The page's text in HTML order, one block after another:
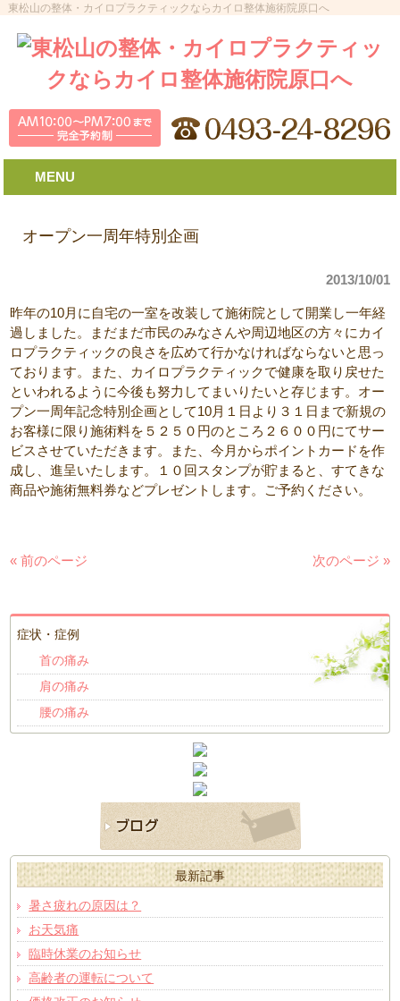
東松山の整体・カイロプラクティックならカイロ整体施術院原口へ
MENU
オープン一周年特別企画
2013/10/01
昨年の10月に自宅の一室を改装して施術院として開業し一年経
過しました。まだまだ市民のみなさんや周辺地区の方々にカイ
ロプラクティックの良さを広めて行かなければならないと思っ
ております。また、カイロプラクティックで健康を取り戻せた
といわれるように今後も努力してまいりたいと存じます。オー
プン一周年記念特別企画として10月１日より３１日まで新規の
お客様に限り施術料を５２５０円のところ２６００円にてサー
ビスさせていただきます。また、今月からポイントカードを作
成し、進呈いたします。１０回スタンプが貯まると、すてきな
商品や施術無料券などプレゼントします。ご予約ください。
« 前のページ 次のページ »
症状・症例
首の痛み
肩の痛み
腰の痛み
最新記事
暑さ疲れの原因は？
お天気痛
臨時休業のお知らせ
高齢者の運転について